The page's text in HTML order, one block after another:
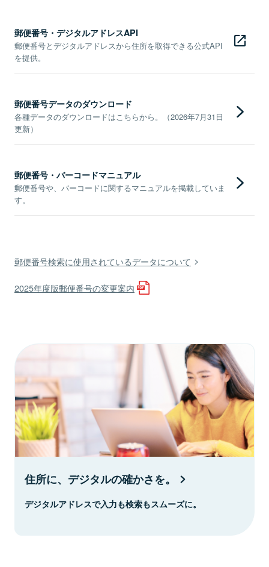
郵便番号・デジタルアドレスAPI
郵便番号とデジタルアドレスから住所を取得できる公式API
を提供。
郵便番号データのダウンロード
各種データのダウンロードはこちらから。（2026年7月31日
更新）
郵便番号・バーコードマニュアル
郵便番号や、バーコードに関するマニュアルを掲載していま
す。
郵便番号検索に使用されているデータについて
2025年度版郵便番号の変更案内
住所に、デジタルの確かさを。
デジタルアドレスで入力も検索もスムーズに。